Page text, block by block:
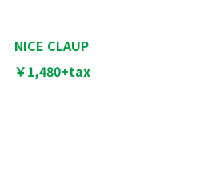
NICE CLAUP
￥1,480+tax